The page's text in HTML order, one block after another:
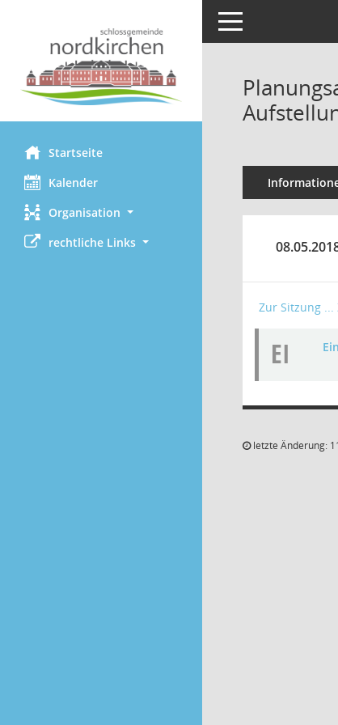
Startseite
Kalender
Organisation
rechtliche Links
Toggle navigation
Zur Sitzung ...
EI
letzte Änderung: